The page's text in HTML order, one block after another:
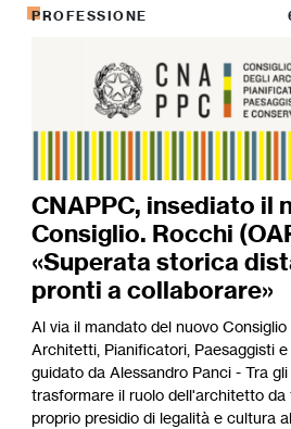
PROFESSIONE
CNAPPC, insediato il
Consiglio. Rocchi
«Superata storica
pronti a collaborare»
Al via il mandato del nuovo
Architetti, Pianificatori, Paesaggisti
guidato da Alessandro Panci - Tra
trasformare il ruolo dell'architetto da
proprio presidio di legalità e cultura